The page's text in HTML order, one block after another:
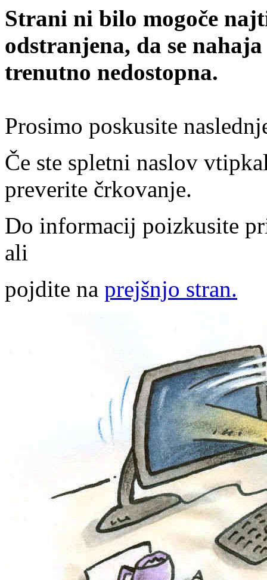
Strani ni bilo mogoče
odstranjena, da se
trenutno nedostopna.
Prosimo poskusite
Če ste spletni naslov
preverite črkovanje.
Do informacij poizkusite
ali
pojdite na prejšnjo stran.